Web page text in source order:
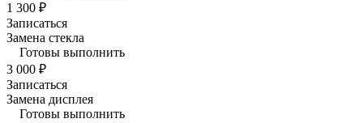
1 300 ₽
Записаться
Замена стекла
Готовы выполнить
3 000 ₽
Записаться
Замена дисплея
Готовы выполнить